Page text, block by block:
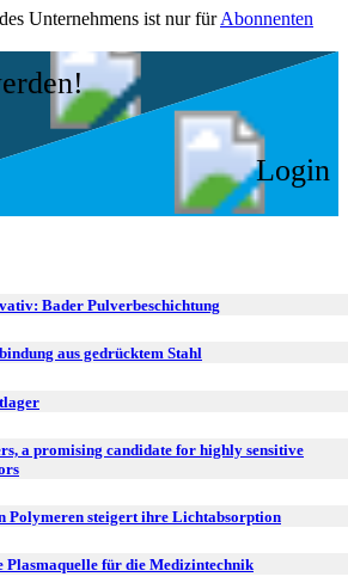
Unternehmens ist nur fürAbonnenten
Login
Bader Pulverbeschichtung
aus gedrücktem Stahl
a promising candidate for highly sensitive
Polymeren steigert ihre Lichtabsorption
Plasmaquelle für die Medizintechnik